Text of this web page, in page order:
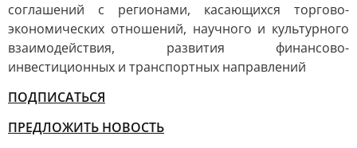
соглашений с регионами, касающихся торгово-
экономических отношений, научного и культурного
взаимодействия, развития финансово-
инвестиционных и транспортных направлений
ПОДПИСАТЬСЯ
ПРЕДЛОЖИТЬ НОВОСТЬ